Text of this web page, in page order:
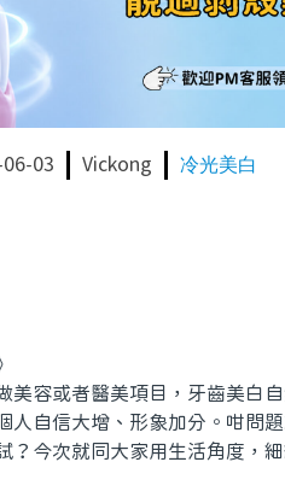
03 Vickong 冷光美白
容或者醫美項目，牙齒美白自
人自信大增、形象加分。咁問
？今次就同大家用生活角度，